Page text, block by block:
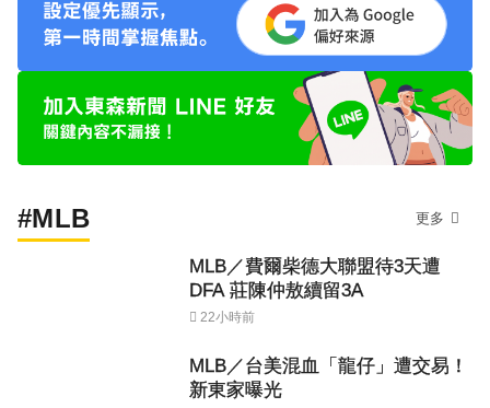
#MLB 更多
MLB／費爾柴德大聯盟待3天遭
DFA 莊陳仲敖續留3A
22小時前
MLB／台美混血「龍仔」遭交易！
新東家曝光